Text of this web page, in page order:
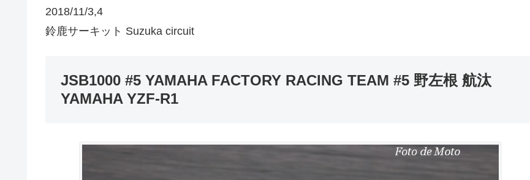
2018/11/3,4
鈴鹿サーキット Suzuka circuit
JSB1000 #5 YAMAHA FACTORY RACING TEAM #5 野左根 航汰
YAMAHA YZF-R1